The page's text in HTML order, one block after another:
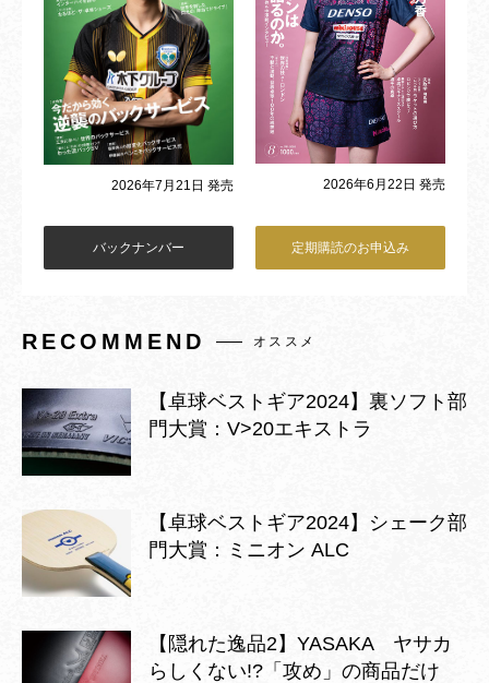
2026年7月21日 発売 2026年6月22日 発売
バックナンバー 定期購読のお申込み
RECOMMEND オススメ
【卓球ベストギア2024】裏ソフト部
門大賞：V>20エキストラ
【卓球ベストギア2024】シェーク部
門大賞：ミニオン ALC
【隠れた逸品2】YASAKA ヤサカ
らしくない!?「攻め」の商品だけ